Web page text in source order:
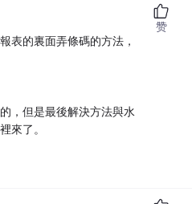
表的裏面弄條碼的方法，
，但是最後解決方法與水
來了。
赞